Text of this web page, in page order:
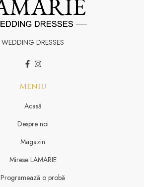
WEDDING DRESSES
Meniu
Acasă
Despre noi
Magazin
Mirese LAMARIE
Programează o probă